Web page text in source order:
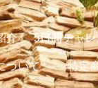
介 5日間チャ
ついて 特定